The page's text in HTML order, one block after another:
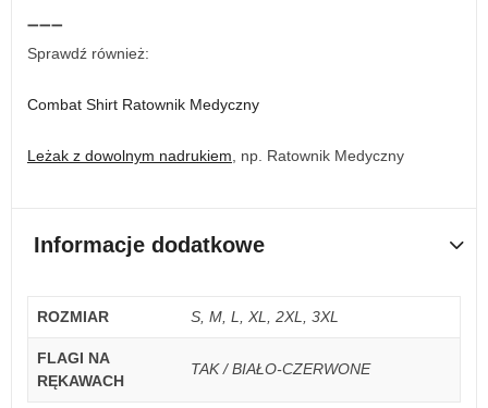
➖➖➖
Sprawdź również:
Combat Shirt Ratownik Medyczny
Leżak z dowolnym nadrukiem, np. Ratownik Medyczny
Informacje dodatkowe
ROZMIAR S, M, L, XL, 2XL, 3XL
FLAGI NA
RĘKAWACH
TAK / BIAŁO-CZERWONE